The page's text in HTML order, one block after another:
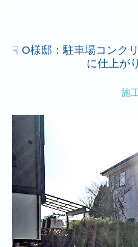
お問い合わせ
関東企業株式会社
事業内容
採用情報
お問い合わせ
☟ O様邸：駐車場コンク
に仕上が
施